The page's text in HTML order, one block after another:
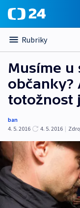
Rubriky
Musíme u
občanky?
totožnost
ban
4. 5. 2016
4. 5. 2016 |